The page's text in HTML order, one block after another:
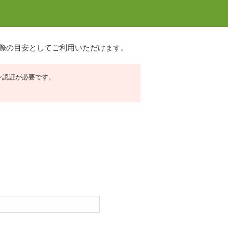
目安としてご利用いただけます。
証が必要です。